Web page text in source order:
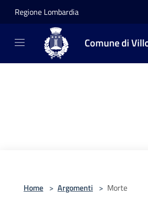
Regione Lombardia
Comune di
Home > Argomenti > Morte